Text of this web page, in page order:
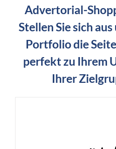
Advertorial-
Stellen Sie sich
Portfolio die
perfekt zu Ihrem
Ihrer